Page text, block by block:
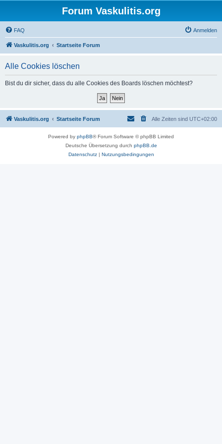
Forum Vaskulitis.org
FAQ Anmelden
Vaskulitis.org Startseite Forum
Alle Cookies löschen
Bist du dir sicher, dass du alle Cookies des Boards löschen möchtest?
Vaskulitis.org Startseite Forum Alle Zeiten sind UTC+02:00
Powered by phpBB® Forum Software © phpBB Limited
Deutsche Übersetzung durch phpBB.de
Datenschutz| Nutzungsbedingungen